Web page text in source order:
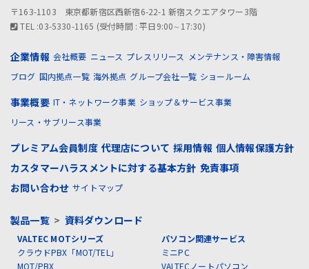
〒163-1103 東京都新宿区西新宿6-22-1 新宿スクエアタワー3階
TEL :03-5330-1165 (受付時間 : 平日9:00∼17:30)
企業情報 会社概要 ニュース プレスリリース メンテナンス・障害情報
ブログ 国内拠点一覧 海外拠点 グループ会社一覧 ショールーム
事業概要 IT・ネットワーク事業 ショップ＆サービス事業
リース・サブリース事業
プレミアム会員制度 代理店について 採用情報 個人情報保護方針
カスタマーハラスメントに対する基本方針 免責事項
お問い合わせ サイトマップ
製品一覧> 資料ダウンロード
VALTEC MOTシリーズ
クラウドPBX「MOT/TEL」
MOT/PBX
パソコン関連サービス
ミニPC
VALTECノートパソコン